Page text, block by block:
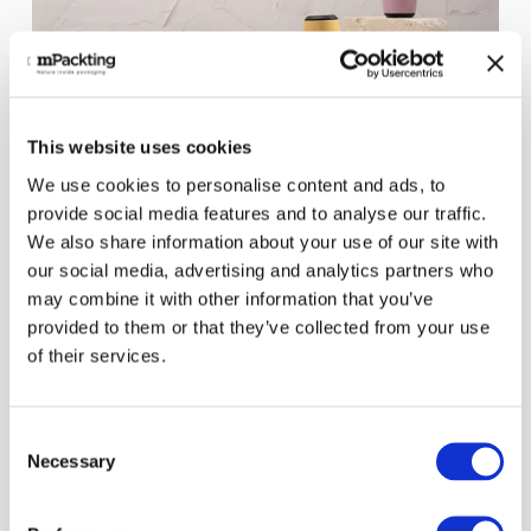
This website uses cookies
We use cookies to personalise content and ads, to
provide social media features and to analyse our traffic.
We also share information about your use of our site with
our social media, advertising and analytics partners who
may combine it with other information that you’ve
provided to them or that they’ve collected from your use
of their services.
Necessary
WOODPSE
Capuchon en bois certifié FSC
entièrement circulaire et
personnalisable, doté d'un insert
nervuré mBlack™ fabriqué à partir de
chutes de production.